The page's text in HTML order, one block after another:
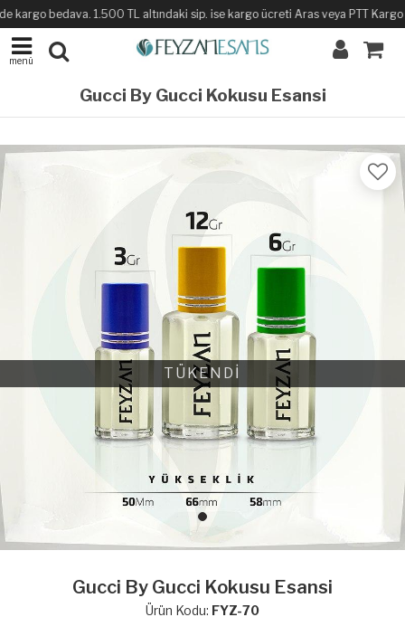
kargo bedava. 1.500 TL altındaki sip. ise kargo ücreti Aras veya PTT
menü
Gucci By Gucci Kokusu Esansi
TÜKENDİ
Gucci By Gucci Kokusu Esansi
Ürün Kodu: FYZ-70